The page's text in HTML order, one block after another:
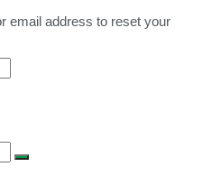
email address to reset your